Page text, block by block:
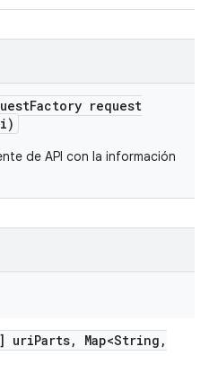
Factory request
de API con la información
uriParts, Map<String ,